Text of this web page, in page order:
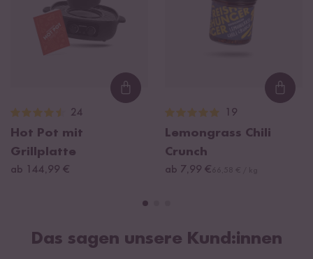
Loading...
24
Hot Pot mit
Grillplatte
ab 144,99 €
19
Lemongrass Chili
Crunch
ab 7,99 €
Das sagen unsere Kund:innen